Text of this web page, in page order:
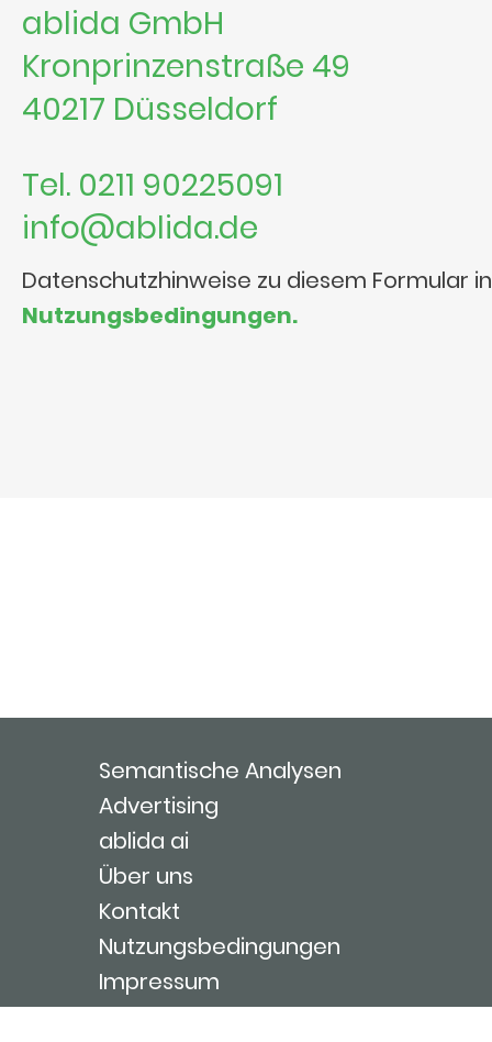
ablida GmbH
Kronprinzenstraße 49
40217 Düsseldorf
Tel. 0211 90225091
info@ablida.de
Datenschutzhinweise zu diesem Formular
Nutzungsbedingungen.
Semantische Analysen
Advertising
ablida ai
Über uns
Kontakt
Nutzungsbedingungen
Impressum
Login